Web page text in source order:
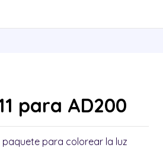
para AD200
para colorear la luz